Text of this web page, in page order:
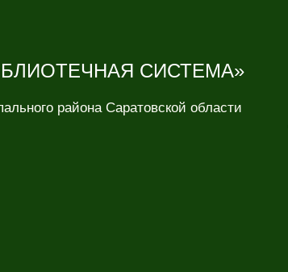
СИСТЕМА»
района Саратовской области